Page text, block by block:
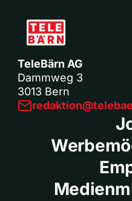
TeleBärn AG
Dammweg 3
3013 Bern